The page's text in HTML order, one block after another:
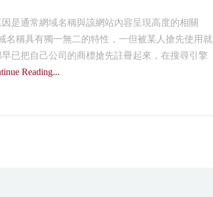
是通常網域名稱與該網站內容呈現高度的相關
名稱具有獨一無二的特性，一但被某人搶先使用就
已把自己公司的商標搶先註冊起來，在搜尋引擎
Reading...